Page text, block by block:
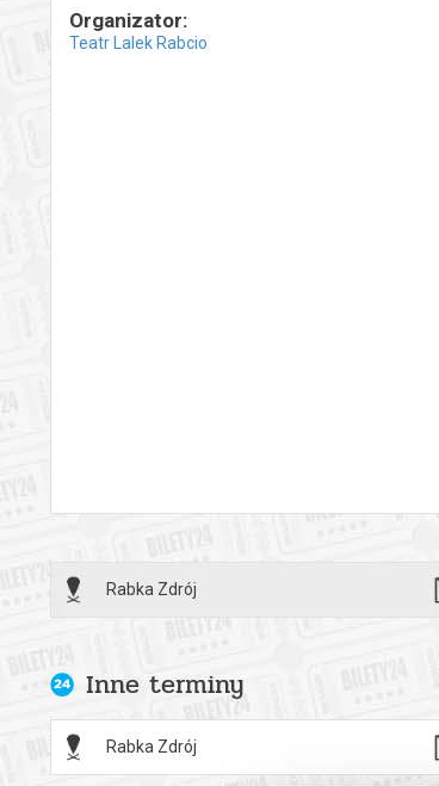
Organizator:
Teatr Lalek Rabcio
Rabka Zdrój
Inne terminy
Rabka Zdrój